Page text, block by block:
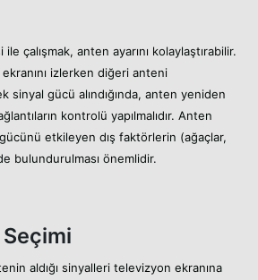
ile çalışmak, anten ayarını kolaylaştırabilir.
ekranını izlerken diğeri anteni
sinyal gücü alındığında, anten yeniden
kontrolü yapılmalıdır. Anten
gücünü etkileyen dış faktörlerin (ağaçlar,
bulundurulması önemlidir.
Seçimi
aldığı sinyalleri televizyon ekranına